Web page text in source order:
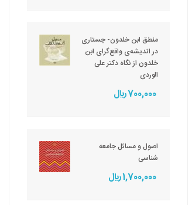
منطق ابن خلدون- جستاری
در اندیشه‌ی واقع‌گرای ابن
خلدون از نگاه دکتر علی
الوردی
700,000 ريال
اصول و مسائل جامعه
شناسی
1,700,000 ريال